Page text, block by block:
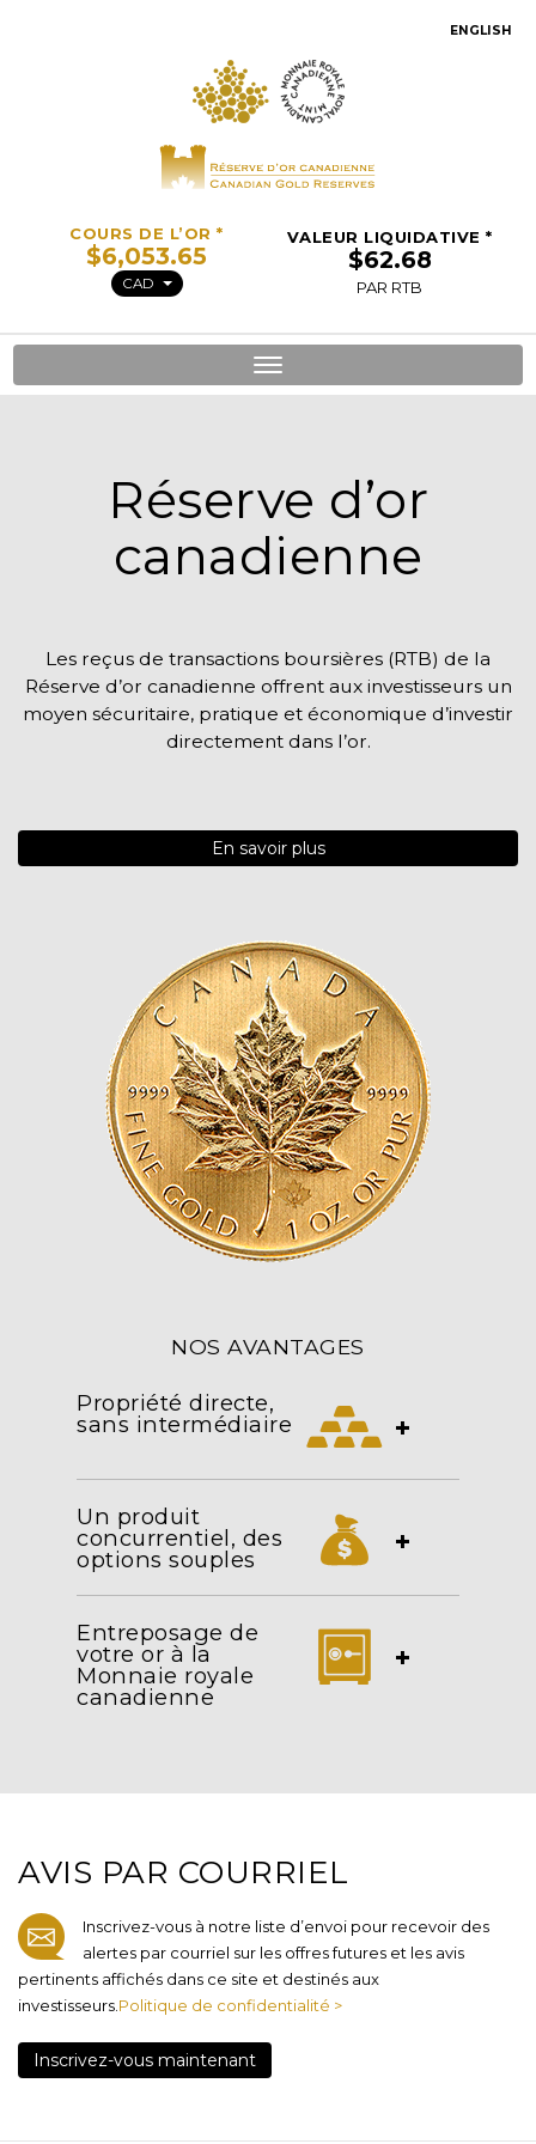
COURS DE L’OR *
CAD
VALEUR LIQUIDATIVE *
PAR RTB
ENGLISH
Toggle
navigation
Réserve d’or
canadienne
Les reçus de transactions boursières (RTB) de la
Réserve d’or canadienne offrent aux investisseurs un
moyen sécuritaire, pratique et économique d’investir
directement dans l’or.
En savoir plus
NOS AVANTAGES
Propriété directe,
sans intermédiaire +
Un produit
concurrentiel, des
options souples
+
Entreposage de
votre or à la
Monnaie royale
canadienne
+
AVIS PAR COURRIEL
Inscrivez-vous à notre liste d’envoi pour recevoir des
alertes par courriel sur les offres futures et les avis
pertinents affichés dans ce site et destinés aux
investisseurs. Politique de confidentialité >
Inscrivez-vous maintenant